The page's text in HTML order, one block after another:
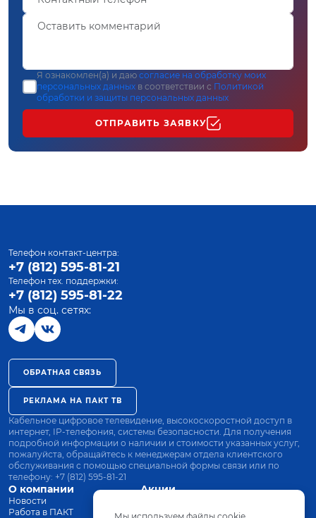
Я ознакомлен(а) и даю согласие на обработку моих
персональных данных в соответствии с Политикой
обработки и защиты персональных данных
ОТПРАВИТЬ ЗАЯВКУ
О компании
Новости
Работа в ПАКТ
Акции
Оплата
Телефон контакт-центра:
+7 (812) 595-81-21
Телефон тех. поддержки:
+7 (812) 595-81-22
Мы в соц. сетях:
ОБРАТНАЯ СВЯЗЬ
РЕКЛАМА НА ПАКТ ТВ
Кабельное цифровое телевидение, высокоскоростной доступ в
интернет, IP-телефония, системы безопасности. Для получения
подробной информации о наличии и стоимости указанных услуг,
пожалуйста, обращайтесь к менеджерам отдела клиентского
обслуживания с помощью специальной формы связи или по
телефону: +7 (812) 595-81-21